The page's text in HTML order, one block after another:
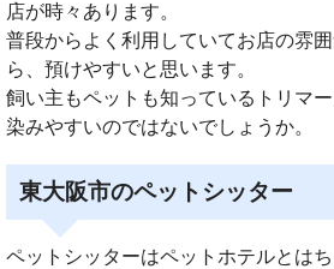
店が時々あります。
普段からよく利用していてお店の雰
ら、預けやすいと思います。
飼い主もペットも知っているトリマ
染みやすいのではないでしょうか。
東大阪市のペットシッター
ペットシッターはペットホテルとはち